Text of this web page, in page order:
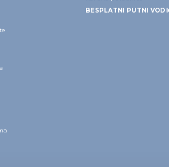
BESPLATNI PUTNI